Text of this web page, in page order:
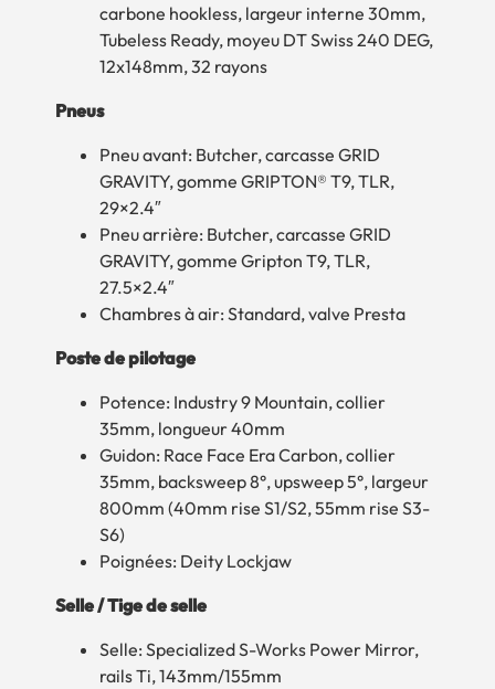
carbone hookless, largeur interne 30mm,
Tubeless Ready, moyeu DT Swiss 240 DEG,
12x148mm, 32 rayons
Pneus
Pneu avant: Butcher, carcasse GRID
GRAVITY, gomme GRIPTON® T9, TLR,
29×2.4″
Pneu arrière: Butcher, carcasse GRID
GRAVITY, gomme Gripton T9, TLR,
27.5×2.4″
Chambres à air: Standard, valve Presta
Poste de pilotage
Potence: Industry 9 Mountain, collier
35mm, longueur 40mm
Guidon: Race Face Era Carbon, collier
35mm, backsweep 8°, upsweep 5°, largeur
800mm (40mm rise S1/S2, 55mm rise S3-
S6)
Poignées: Deity Lockjaw
Selle / Tige de selle
Selle: Specialized S-Works Power Mirror,
rails Ti, 143mm/155mm